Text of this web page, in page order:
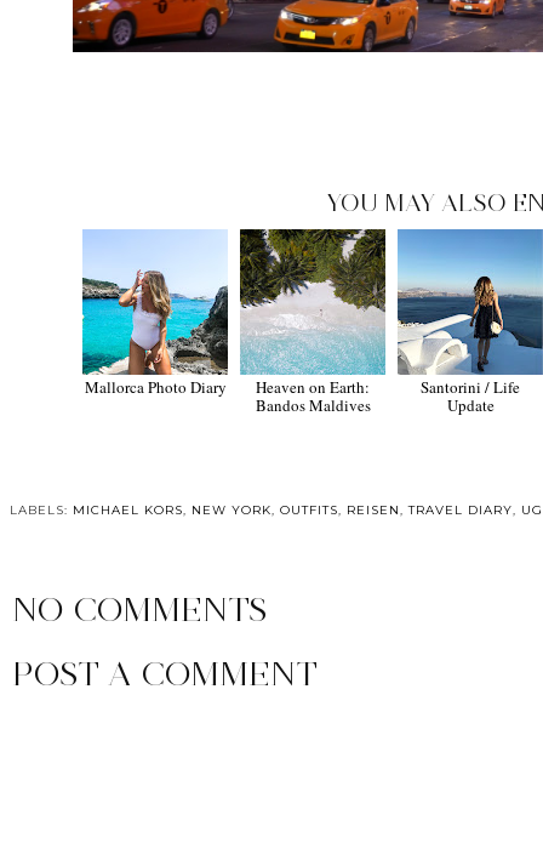
YOU MAY ALSO
Mallorca Photo Diary
Heaven on Earth:
Bandos Maldives
Santorini / Life
Update
LABELS: MICHAEL KORS, NEW YORK, OUTFITS, REISEN,TRAVEL DIARY,
NO COMMENTS
POST A COMMENT